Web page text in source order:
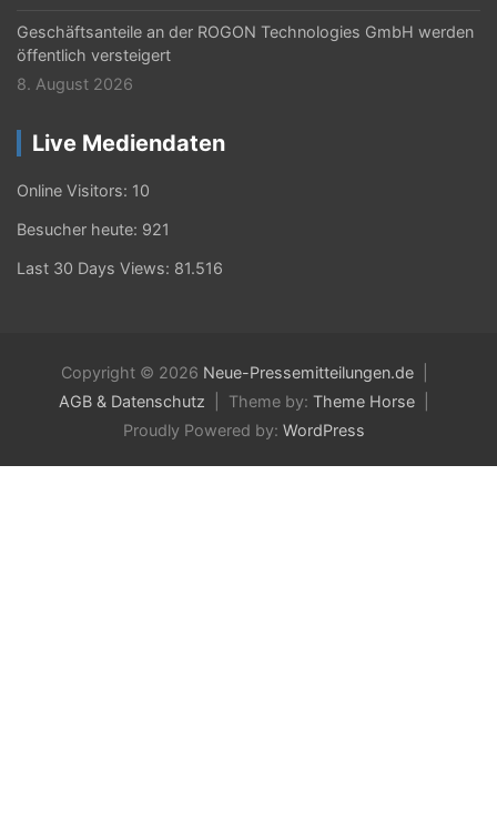
Geschäftsanteile an der ROGON Technologies GmbH werden
öffentlich versteigert
8. August 2026
Live Mediendaten
Online Visitors: 10
Besucher heute: 921
Last 30 Days Views: 81.516
Copyright © 2026 Neue-Pressemitteilungen.de
AGB & Datenschutz
Theme by: Theme Horse
Proudly Powered by: WordPress